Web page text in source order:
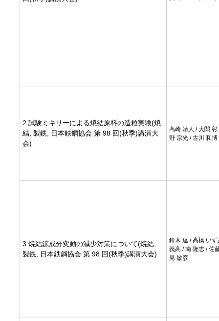
2 試験ミキサーによる焼結原料の造粒実験(焼
結, 製銑, 日本鉄鋼協会 第 98 回(秋季)講演大
会)
高崎 靖人 / 大関 彰
野 宗光 / 古川 和博
3 焼結鉱成分変動の減少対策について(焼結,
製銑, 日本鉄鋼協会 第 98 回(秋季)講演大会)
鈴木 達 / 高橋 いず
義高 / 南 隆志 / 佐
見 敏彦